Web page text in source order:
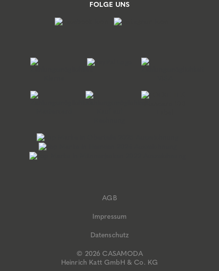
FOLGE UNS
© 2026 CASAMODA
Heinrich Katt GmbH & Co. KG
AGB
Impressum
Datenschutz